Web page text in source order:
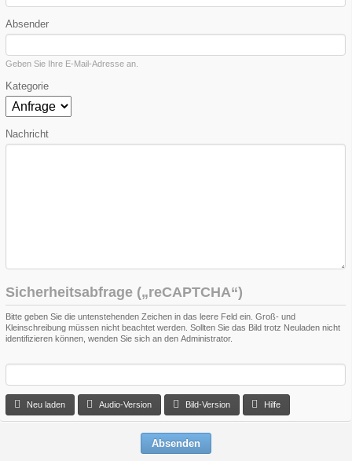
Absender
Geben Sie Ihre E-Mail-Adresse an.
Kategorie
Nachricht
Sicherheitsabfrage („reCAPTCHA“)
Bitte geben Sie die untenstehenden Zeichen in das leere Feld ein. Groß- und
Kleinschreibung müssen nicht beachtet werden. Sollten Sie das Bild trotz Neuladen nicht
identifizieren können, wenden Sie sich an den Administrator.
Neu laden Audio-Version Bild-Version Hilfe